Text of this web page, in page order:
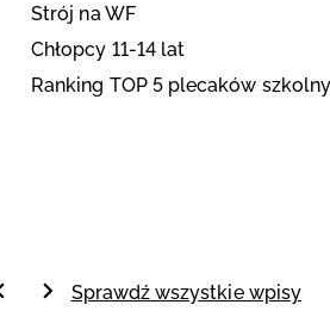
Strój na WF
Chłopcy 11-14 lat
Ranking TOP 5 plecaków
Sprawdź wszystkie wpisy